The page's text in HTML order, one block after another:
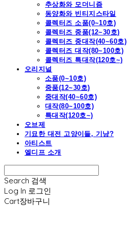
추상화와 모더니즘
동양화와 빈티지스타일
콜렉터즈 소품(0~10호)
콜렉터즈 중품(12~30호)
콜렉터즈 중대작(40~60호)
콜렉터즈 대작(80~100호)
콜렉터즈 특대작(120호~)
오리지널
소품(0~10호)
중품(12~30호)
중대작(40~60호)
대작(80~100호)
특대작(120호~)
오브제
기묘한 대전 고양이들, 기냥?
아티스트
엘디프 소개
Search 검색
Log In 로그인
Cart장바구니